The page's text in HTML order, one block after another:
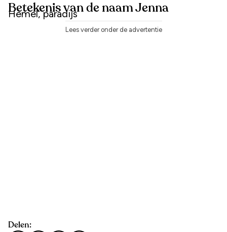
Betekenis van de naam Jenna
Hemel, paradijs
Lees verder onder de advertentie
Delen: